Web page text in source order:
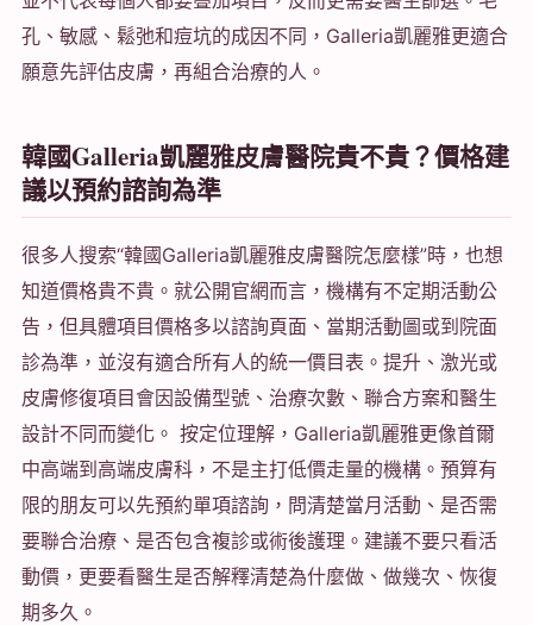
孔、敏感、鬆弛和痘坑的成因不同，Galleria凱麗雅更適合
願意先評估皮膚，再組合治療的人。
韓國Galleria凱麗雅皮膚醫院貴不貴？價格建
議以預約諮詢為準
很多人搜索“韓國Galleria凱麗雅皮膚醫院怎麼樣”時，也想
知道價格貴不貴。就公開官網而言，機構有不定期活動公
告，但具體項目價格多以諮詢頁面、當期活動圖或到院面
診為準，並沒有適合所有人的統一價目表。提升、激光或
皮膚修復項目會因設備型號、治療次數、聯合方案和醫生
設計不同而變化。 按定位理解，Galleria凱麗雅更像首爾
中高端到高端皮膚科，不是主打低價走量的機構。預算有
限的朋友可以先預約單項諮詢，問清楚當月活動、是否需
要聯合治療、是否包含複診或術後護理。建議不要只看活
動價，更要看醫生是否解釋清楚為什麼做、做幾次、恢復
期多久。